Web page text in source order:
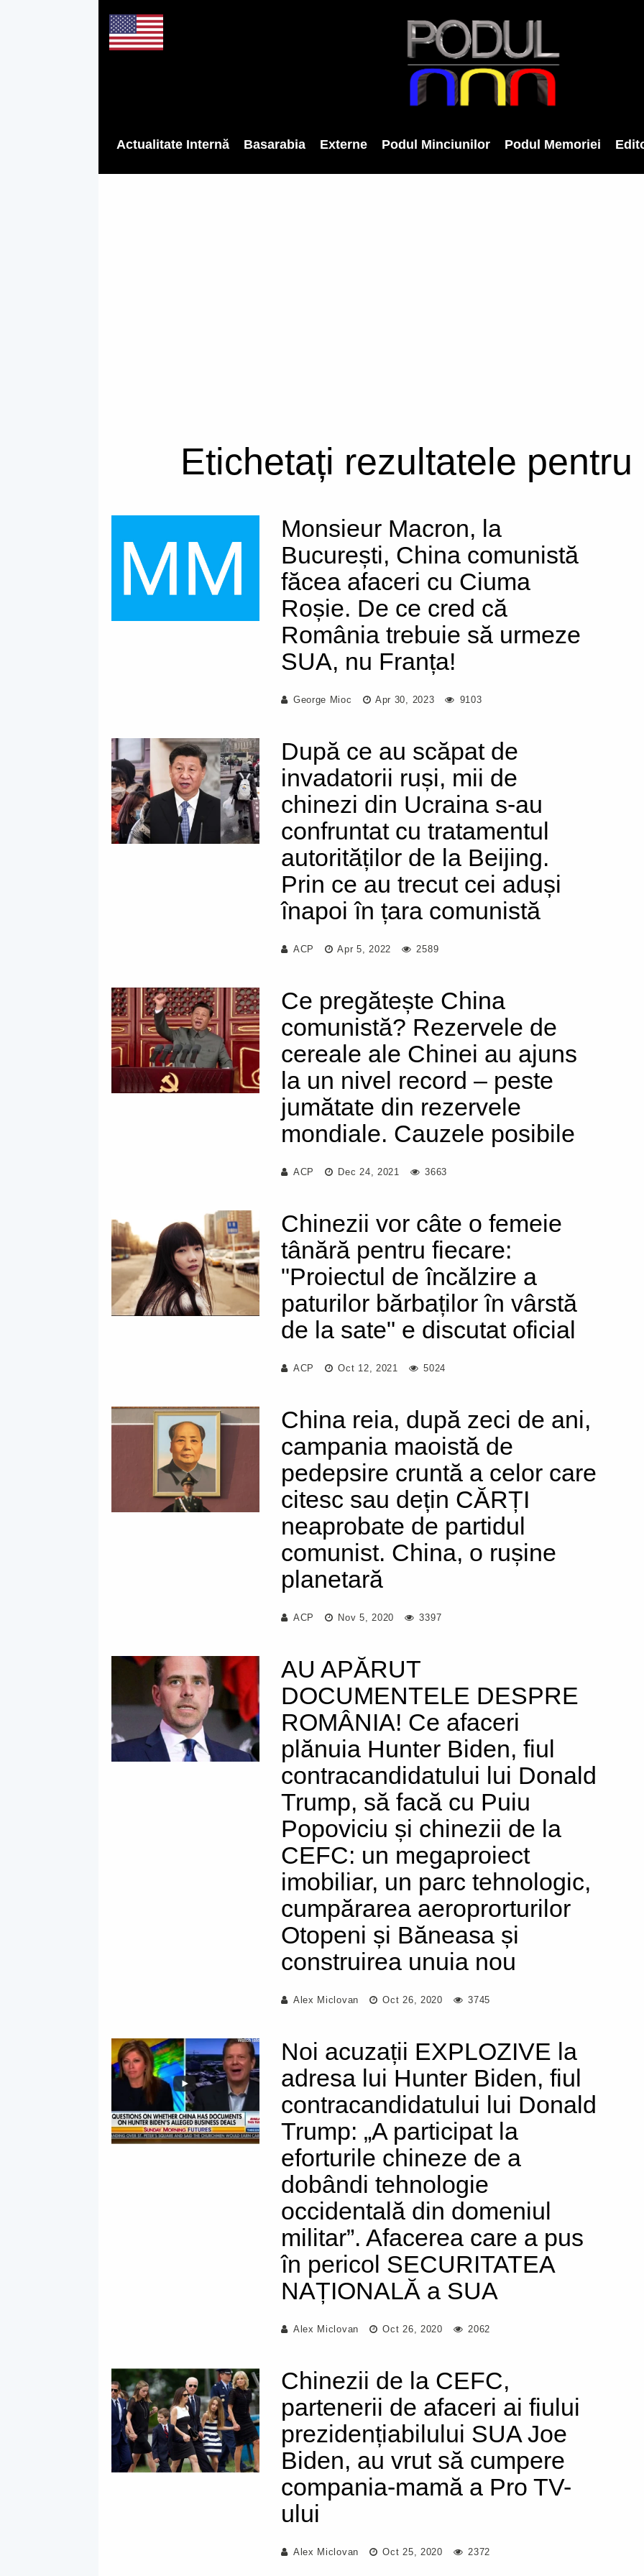
Actualitate Internă Basarabia Externe Podul Minciunilor Podul Memoriei
Etichetați rezultatele pentru
Monsieur Macron, la
București, China comunistă
făcea afaceri cu Ciuma
Roșie. De ce cred că
România trebuie să urmeze
SUA, nu Franța!
George Mioc Apr 30, 2023 9103
După ce au scăpat de
invadatorii ruși, mii de
chinezi din Ucraina s-au
confruntat cu tratamentul
autorităților de la Beijing.
Prin ce au trecut cei aduși
înapoi în țara comunistă
ACP Apr 5, 2022 2589
Ce pregătește China
comunistă? Rezervele de
cereale ale Chinei au ajuns
la un nivel record – peste
jumătate din rezervele
mondiale. Cauzele posibile
ACP Dec 24, 2021 3663
Chinezii vor câte o femeie
tânără pentru fiecare:
"Proiectul de încălzire a
paturilor bărbaților în vârstă
de la sate" e discutat oficial
ACP Oct 12, 2021 5024
China reia, după zeci de ani,
campania maoistă de
pedepsire cruntă a celor care
citesc sau dețin CĂRȚI
neaprobate de partidul
comunist. China, o rușine
planetară
ACP Nov 5, 2020 3397
AU APĂRUT
DOCUMENTELE DESPRE
ROMÂNIA! Ce afaceri
plănuia Hunter Biden, fiul
contracandidatului lui Donald
Trump, să facă cu Puiu
Popoviciu și chinezii de la
CEFC: un megaproiect
imobiliar, un parc tehnologic,
cumpărarea aeroprorturilor
Otopeni și Băneasa și
construirea unuia nou
Alex Miclovan Oct 26, 2020 3745
Noi acuzații EXPLOZIVE la
adresa lui Hunter Biden, fiul
contracandidatului lui Donald
Trump: „A participat la
eforturile chineze de a
dobândi tehnologie
occidentală din domeniul
militar”. Afacerea care a pus
în pericol SECURITATEA
NAȚIONALĂ a SUA
Alex Miclovan Oct 26, 2020 2062
Chinezii de la CEFC,
partenerii de afaceri ai fiului
prezidențiabilului SUA Joe
Biden, au vrut să cumpere
compania-mamă a Pro TV-
ului
Alex Miclovan Oct 25, 2020 2372